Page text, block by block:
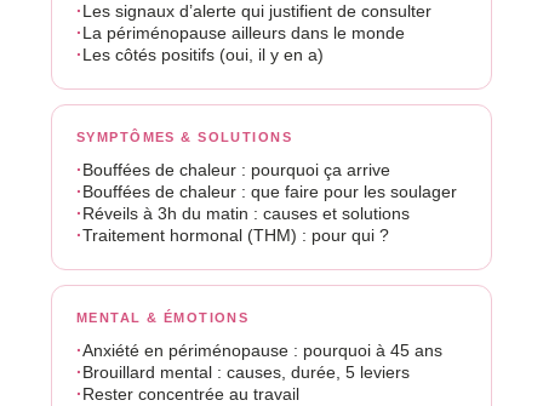
Les signaux d’alerte qui justifient de consulter
La périménopause ailleurs dans le monde
Les côtés positifs (oui, il y en a)
SYMPTÔMES & SOLUTIONS
Bouffées de chaleur : pourquoi ça arrive
Bouffées de chaleur : que faire pour les soulager
Réveils à 3h du matin : causes et solutions
Traitement hormonal (THM) : pour qui ?
MENTAL & ÉMOTIONS
Anxiété en périménopause : pourquoi à 45 ans
Brouillard mental : causes, durée, 5 leviers
Rester concentrée au travail